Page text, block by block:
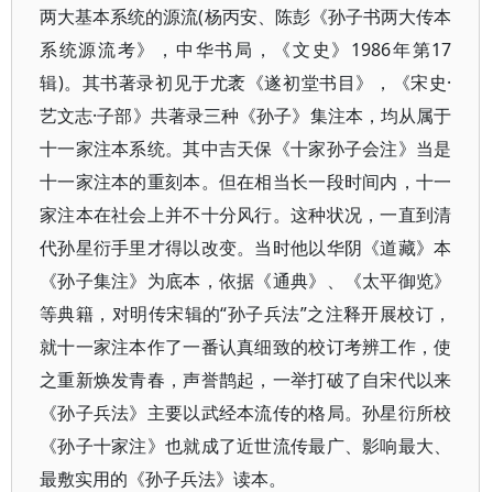
两大基本系统的源流(杨丙安、陈彭《孙子书两大传本
系统源流考》，中华书局，《文史》1986年第17
辑)。其书著录初见于尤袤《遂初堂书目》，《宋史·
艺文志·子部》共著录三种《孙子》集注本，均从属于
十一家注本系统。其中吉天保《十家孙子会注》当是
十一家注本的重刻本。但在相当长一段时间内，十一
家注本在社会上并不十分风行。这种状况，一直到清
代孙星衍手里才得以改变。当时他以华阴《道藏》本
《孙子集注》为底本，依据《通典》、《太平御览》
等典籍，对明传宋辑的“孙子兵法”之注释开展校订，
就十一家注本作了一番认真细致的校订考辨工作，使
之重新焕发青春，声誉鹊起，一举打破了自宋代以来
《孙子兵法》主要以武经本流传的格局。孙星衍所校
《孙子十家注》也就成了近世流传最广、影响最大、
最敷实用的《孙子兵法》读本。